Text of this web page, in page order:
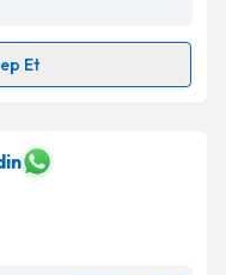
ilişkin
belirtilen
Gönder
Et
takvimi talebi
almanız için bir
ile bilgilendireceğiz.